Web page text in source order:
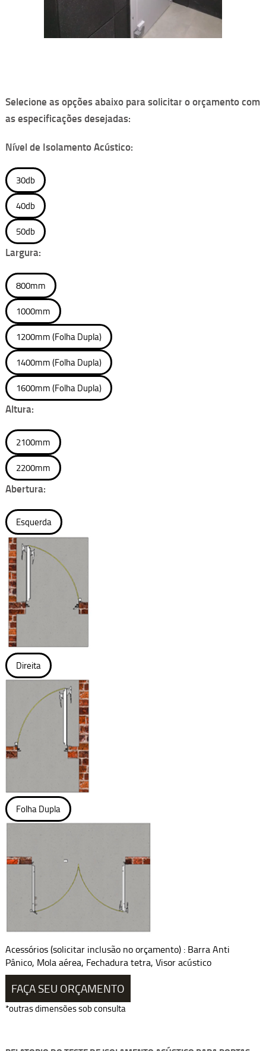
Selecione as opções abaixo para solicitar o orçamento com
as especificações desejadas:
Nível de Isolamento Acústico:
30db
40db
50db
Largura:
800mm
1000mm
1200mm (Folha Dupla)
1400mm (Folha Dupla)
1600mm (Folha Dupla)
Altura:
2100mm
2200mm
Abertura:
Esquerda
Direita
Folha Dupla
Acessórios (solicitar inclusão no orçamento) : Barra Anti
Pânico, Mola aérea, Fechadura tetra, Visor acústico
FAÇA SEU ORÇAMENTO
*outras dimensões sob consulta